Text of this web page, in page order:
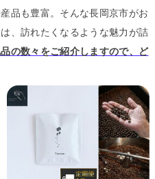
品も豊富。 そんな長岡京市がお
、訪れたくなるような魅力が詰
の数々をご紹介しますので、ど